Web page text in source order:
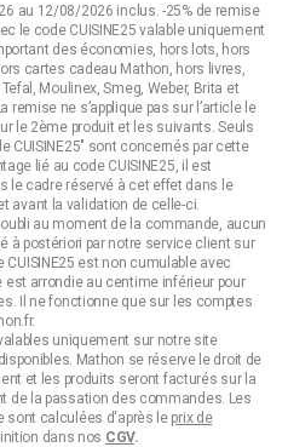
au 12/08/2026 inclus. -25% de remise
le code CUISINE25 valable uniquement
des économies, hors lots, hors
cartes cadeau Mathon, hors livres,
Moulinex, Smeg, Weber, Brita et
ne s’applique pas sur l’article le
le 2ème produit et les suivants. Seuls
CUISINE25" sont concernés par cette
lié au code CUISINE25, il est
le cadre réservé à cet effet dans le
avant la validation de celle-ci.
au moment de la commande, aucun
à postériori par notre service client sur
est non cumulable avec
est arrondie au centime inférieur pour
Il ne fonctionne que sur les comptes
uniquement sur notre site
Mathon se réserve le droit de
et les produits seront facturés sur la
de la passation des commandes. Les
sont calculées d'après le prix de
dans nos CGV.